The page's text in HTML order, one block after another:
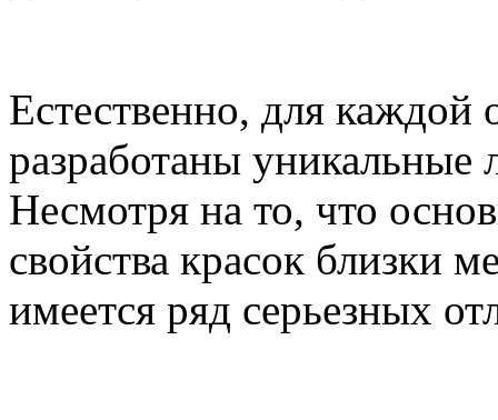
Естественно, для
разработаны уникальные
Несмотря на то, что
свойства красок близки
имеется ряд серьезных